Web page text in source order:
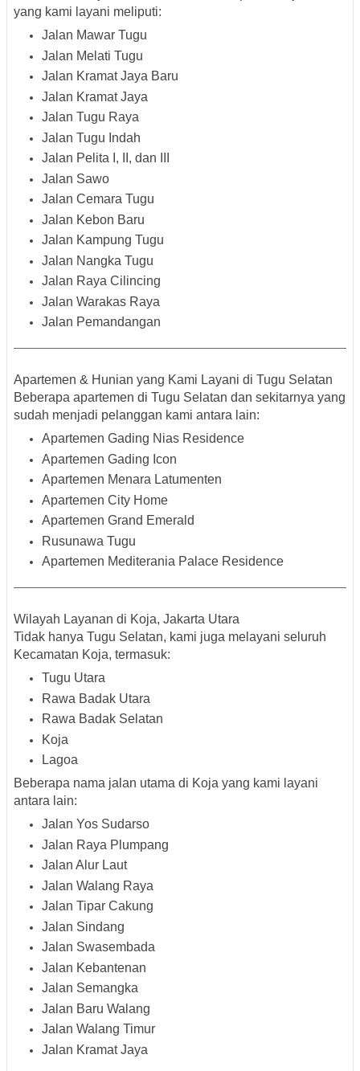
yang kami layani meliputi:
Jalan Mawar Tugu
Jalan Melati Tugu
Jalan Kramat Jaya Baru
Jalan Kramat Jaya
Jalan Tugu Raya
Jalan Tugu Indah
Jalan Pelita I, II, dan III
Jalan Sawo
Jalan Cemara Tugu
Jalan Kebon Baru
Jalan Kampung Tugu
Jalan Nangka Tugu
Jalan Raya Cilincing
Jalan Warakas Raya
Jalan Pemandangan
Apartemen & Hunian yang Kami Layani di Tugu Selatan
Beberapa apartemen di Tugu Selatan dan sekitarnya yang
sudah menjadi pelanggan kami antara lain:
Apartemen Gading Nias Residence
Apartemen Gading Icon
Apartemen Menara Latumenten
Apartemen City Home
Apartemen Grand Emerald
Rusunawa Tugu
Apartemen Mediterania Palace Residence
Wilayah Layanan di Koja, Jakarta Utara
Tidak hanya Tugu Selatan, kami juga melayani seluruh
Kecamatan Koja, termasuk:
Tugu Utara
Rawa Badak Utara
Rawa Badak Selatan
Koja
Lagoa
Beberapa nama jalan utama di Koja yang kami layani
antara lain:
Jalan Yos Sudarso
Jalan Raya Plumpang
Jalan Alur Laut
Jalan Walang Raya
Jalan Tipar Cakung
Jalan Sindang
Jalan Swasembada
Jalan Kebantenan
Jalan Semangka
Jalan Baru Walang
Jalan Walang Timur
Jalan Kramat Jaya